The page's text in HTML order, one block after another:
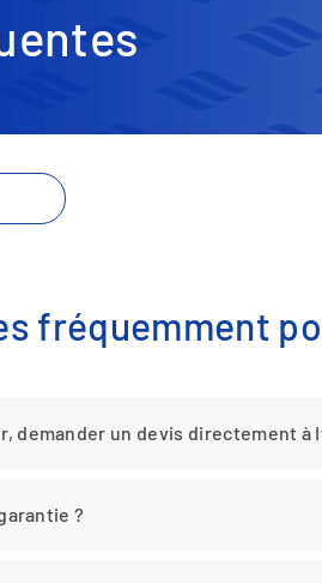
fréquemment
demander un devis directement à
?